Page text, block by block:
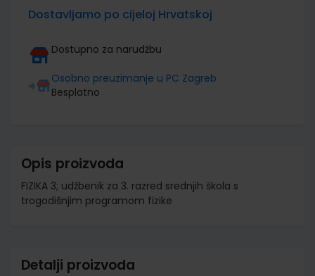
Dostavljamo po cijeloj Hrvatskoj
Dostupno za narudžbu
Osobno preuzimanje u PC Zagreb
Besplatno
Opis proizvoda
FIZIKA 3; udžbenik za 3. razred srednjih škola s
trogodišnjim programom fizike
Detalji proizvoda